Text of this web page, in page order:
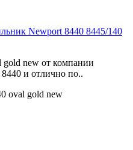
Newport 8440 8445/140
gold new от компании
и отлично по..
oval gold new